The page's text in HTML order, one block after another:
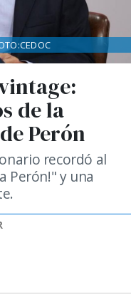
de la
Perón
recordó al
Perón!" y una